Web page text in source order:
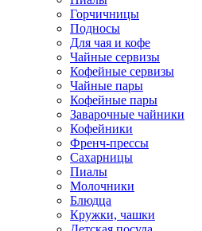
Горчичницы
Подносы
Для чая и кофе
Чайные сервизы
Кофейные сервизы
Чайные пары
Кофейные пары
Заварочные чайники
Кофейники
Френч-прессы
Сахарницы
Пиалы
Молочники
Блюдца
Кружки, чашки